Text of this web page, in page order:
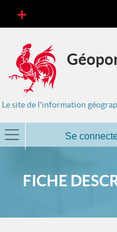
Le site de l'information
Se
FICHE